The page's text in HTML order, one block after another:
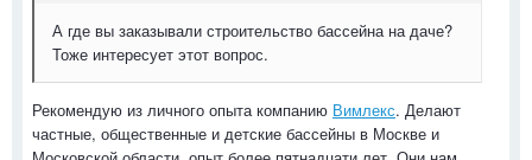
А где вы заказывали строительство бассейна на даче?
Тоже интересует этот вопрос.
Рекомендую из личного опыта компанию Вимлекс. Делают
частные, общественные и детские бассейны в Москве и